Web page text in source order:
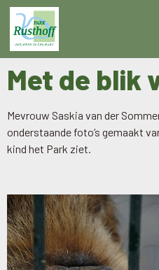
Met de blik
Mevrouw Saskia van der
onderstaande foto’s gemaakt
kind het Park ziet.